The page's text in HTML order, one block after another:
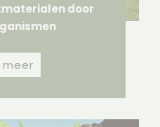
door
.
meer